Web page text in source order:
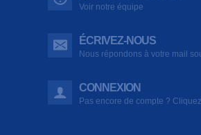
Voir notre équipe
ÉCRIVEZ-NOUS
Nous répondons à votre mail
CONNEXION
Pas encore de compte ?